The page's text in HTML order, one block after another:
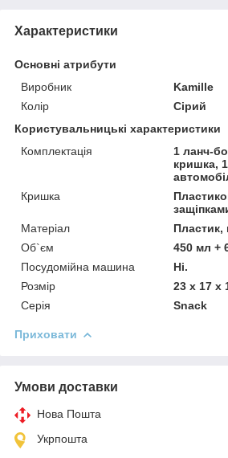
Характеристики
Основні атрибути
Виробник
Kamille
Колір
Сірий
Користувальницькі характеристики
Комплектація
1 ланч-
кришка,
Кришка
Матеріал
Пластик,
Об`єм
450 мл +
Посудомійна машина
Ні.
Розмір
23 х 17 х
Серія
Snack
Приховати
Умови доставки
Нова Пошта
Укрпошта